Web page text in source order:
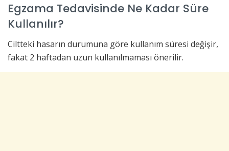
Egzama Tedavisinde Ne Kadar Süre
Kullanılır?
Ciltteki hasarın durumuna göre kullanım süresi değişir,
fakat 2 haftadan uzun kullanılmaması önerilir.